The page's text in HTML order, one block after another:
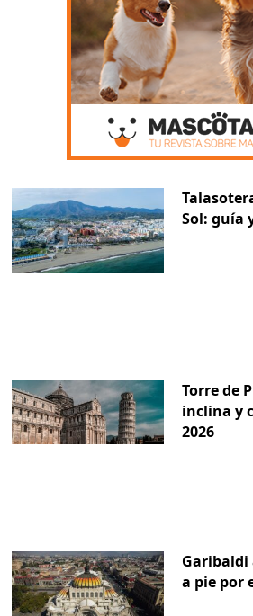
Sol: guía
Torre de
inclina y
2026
Garibaldi
a pie por